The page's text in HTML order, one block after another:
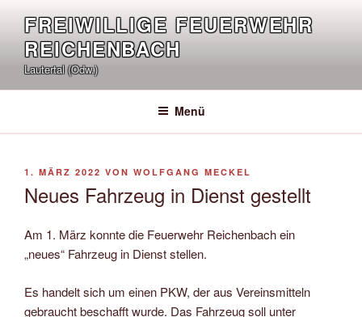
Inhalt
springen
FREIWILLIGE FEUERWEHR
REICHENBACH
Lautertal (Odw.)
Menü
VERÖFFENTLICHT
1. MÄRZ 2022 VON WOLFGANG MECKEL
Neues Fahrzeug in Dienst gestellt
Am 1. März konnte die Feuerwehr Reichenbach ein
„neues“ Fahrzeug in Dienst stellen.
Es handelt sich um einen PKW, der aus Vereinsmitteln
gebraucht beschafft wurde. Das Fahrzeug soll unter